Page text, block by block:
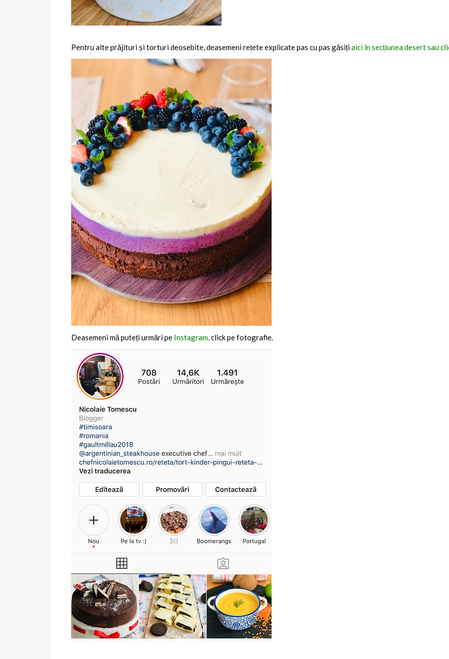
Pentru alte prăjituri și torturi deosebite, deasemeni rețete explicate pas cu pas găsițiaici în secțiunea desert sau
Deasemeni mă puteți urmări pe Instagram,click pe fotografie.